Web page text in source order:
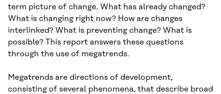
term picture of change. What has already changed?
What is changing right now? How are changes
interlinked? What is preventing change? What is
possible? This report answers these questions
through the use of megatrends.
Megatrends are directions of development,
consisting of several phenomena, that describe broad